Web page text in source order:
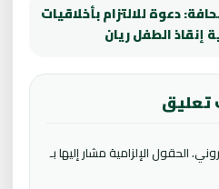
دعوة للالتزام بأخلاقيات
الطفل ريان
تعليق
الحقول الإلزامية مشار إليها بـ